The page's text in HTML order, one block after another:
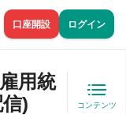
口座開設 ログイン
用統
)
コンテンツ